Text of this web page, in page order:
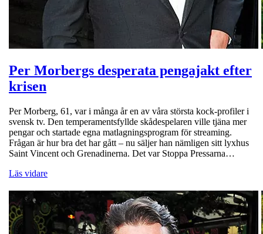
Per Morbergs desperata pengajakt efter
krisen
Per Morberg, 61, var i många år en av våra största kock-profiler i
svensk tv. Den temperamentsfyllde skådespelaren ville tjäna mer
pengar och startade egna matlagningsprogram för streaming.
Frågan är hur bra det har gått – nu säljer han nämligen sitt lyxhus
Saint Vincent och Grenadinerna. Det var Stoppa Pressarna…
Läs vidare